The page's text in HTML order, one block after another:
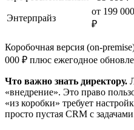
Энтерпрайз
от 199 000
₽
Коробочная версия (on-
000 ₽ плюс ежегодное
Что важно знать директору.
«внедрение». Это право
«из коробки» требует
просто пустая CRM с